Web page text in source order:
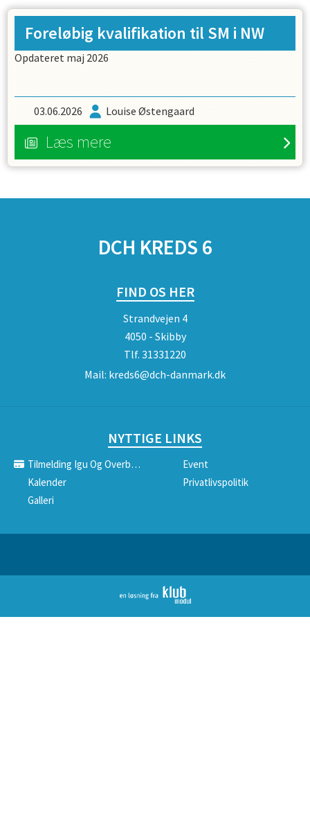
Foreløbig kvalifikation til SM i NW
Opdateret maj 2026
03.06.2026 Louise Østengaard
Læs mere
DCH KREDS 6
FIND OS HER
Strandvejen 4
4050 - Skibby
Tlf. 31331220
Mail: kreds6@dch-danmark.dk
NYTTIGE LINKS
Tilmelding Igu Og Overbygning
Event
Kalender
Privatlivspolitik
Galleri